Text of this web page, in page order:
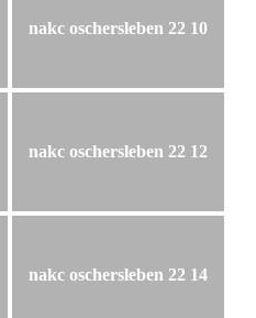
nakc oschersleben 22 10
nakc oschersleben 22 12
nakc oschersleben 22 14